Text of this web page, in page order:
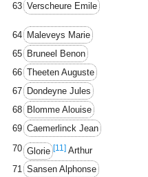
63 Verscheure Emile
64
Maleveys Marie
65
Bruneel Benon
66 Theeten Auguste
67
Dondeyne Jules
68
Blomme Alouise
69 Caemerlinck Jean
70 Glorie [11] Arthur
71 Sansen Alphonse